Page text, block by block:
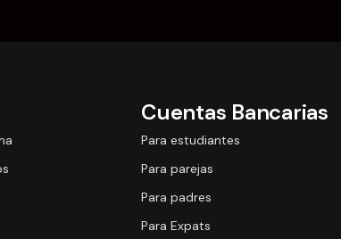
Cuentas Bancarias
Para estudiantes
Para parejas
Para padres
Para Expats